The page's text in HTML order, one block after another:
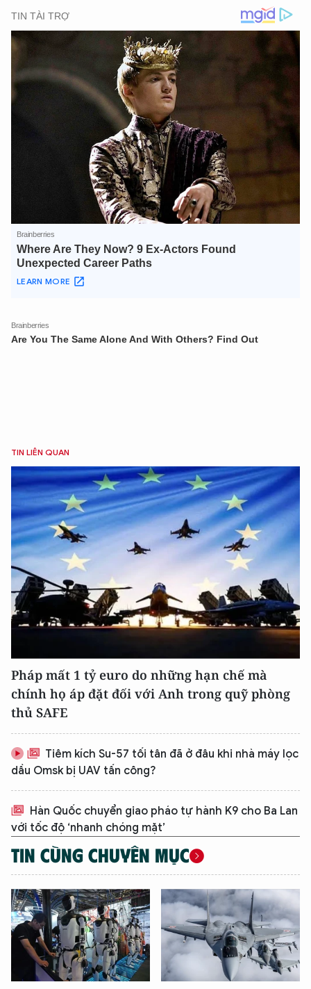
TIN LIÊN QUAN
Pháp mất 1 tỷ euro do những hạn chế mà
chính họ áp đặt đối với Anh trong quỹ phòng
thủ SAFE
Tiêm kích Su-57 tối tân đã ở đâu khi nhà máy lọc
dầu Omsk bị UAV tấn công?
Hàn Quốc chuyển giao pháo tự hành K9 cho Ba Lan
với tốc độ ‘nhanh chóng mặt’
TIN CÙNG CHUYÊN MỤC